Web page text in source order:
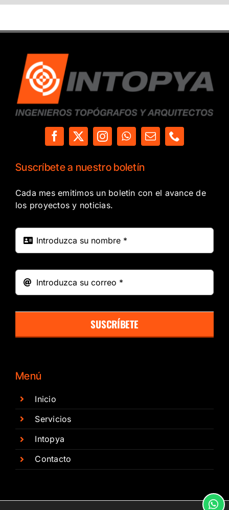
Suscríbete a nuestro boletín
Cada mes emitimos un boletin con el avance de
los proyectos y noticias.
SUSCRÍBETE
Menú
Inicio
Servicios
Intopya
Contacto